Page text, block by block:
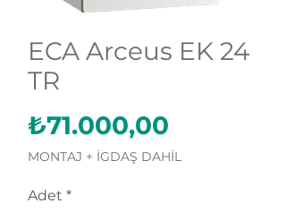
ECA Arceus EK 24
TR
₺71.000,00
MONTAJ + İGDAŞ DAHİL
Adet *